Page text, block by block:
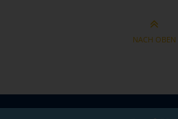
NACH OBEN